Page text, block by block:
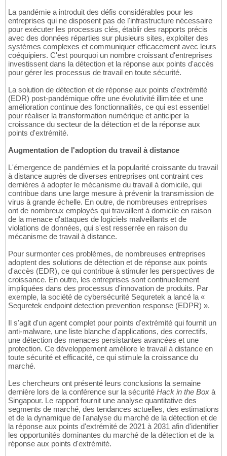
La pandémie a introduit des défis considérables pour les
entreprises qui ne disposent pas de l'infrastructure nécessaire
pour exécuter les processus clés, établir des rapports précis
avec des données réparties sur plusieurs sites, exploiter des
systèmes complexes et communiquer efficacement avec leurs
coéquipiers. C'est pourquoi un nombre croissant d'entreprises
investissent dans la détection et la réponse aux points d'accès
pour gérer les processus de travail en toute sécurité.
La solution de détection et de réponse aux points d'extrémité
(EDR) post-pandémique offre une évolutivité illimitée et une
amélioration continue des fonctionnalités, ce qui est essentiel
pour réaliser la transformation numérique et anticiper la
croissance du secteur de la détection et de la réponse aux
points d'extrémité.
Augmentation de l'adoption du travail à distance
L'émergence de pandémies et la popularité croissante du travail
à distance auprès de diverses entreprises ont contraint ces
dernières à adopter le mécanisme du travail à domicile, qui
contribue dans une large mesure à prévenir la transmission de
virus à grande échelle. En outre, de nombreuses entreprises
ont de nombreux employés qui travaillent à domicile en raison
de la menace d'attaques de logiciels malveillants et de
violations de données, qui s'est resserrée en raison du
mécanisme de travail à distance.
Pour surmonter ces problèmes, de nombreuses entreprises
adoptent des solutions de détection et de réponse aux points
d'accès (EDR), ce qui contribue à stimuler les perspectives de
croissance. En outre, les entreprises sont continuellement
impliquées dans des processus d'innovation de produits. Par
exemple, la société de cybersécurité Sequretek a lancé la «
Sequretek endpoint detection prevention response (EDPR) ».
Il s'agit d'un agent complet pour points d'extrémité qui fournit un
anti-malware, une liste blanche d'applications, des correctifs,
une détection des menaces persistantes avancées et une
protection. Ce développement améliore le travail à distance en
toute sécurité et efficacité, ce qui stimule la croissance du
marché.
Les chercheurs ont présenté leurs conclusions la semaine
dernière lors de la conférence sur la sécurité Hack in the Box à
Singapour. Le rapport fournit une analyse quantitative des
segments de marché, des tendances actuelles, des estimations
et de la dynamique de l'analyse du marché de la détection et de
la réponse aux points d'extrémité de 2021 à 2031 afin d'identifier
les opportunités dominantes du marché de la détection et de la
réponse aux points d'extrémité.